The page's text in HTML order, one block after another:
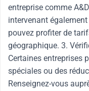
entreprise comme
intervenant
pouvez profiter de
géographique. 3.
Certaines entreprises
spéciales ou des
Renseignez-vous